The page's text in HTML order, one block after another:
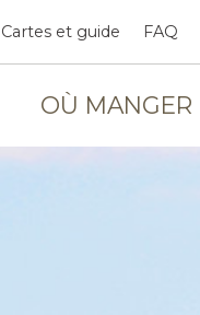
Cartes et guide FAQ
OÙ MANGER